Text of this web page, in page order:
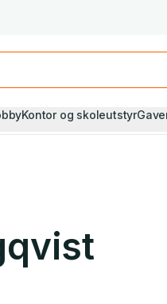
Kontor og skoleutstyr